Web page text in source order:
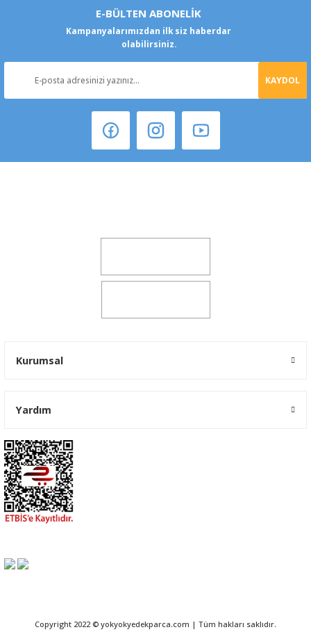
E-BÜLTEN ABONELİK
Kampanyalarımızdan ilk siz haberdar
olabilirsiniz.
KAYDOL
Kurumsal
Yardım
Copyright 2022 © yokyokyedekparca.com | Tüm hakları saklıdır.